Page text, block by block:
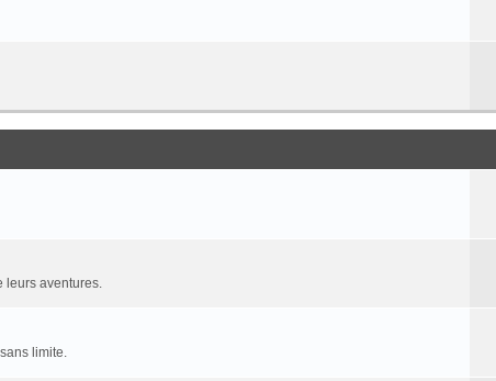
leurs aventures.
limite.